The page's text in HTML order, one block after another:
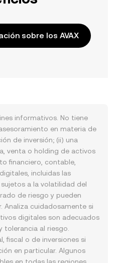
sobre los AVAX
informativos. No tiene
en materia de
de inversión; (ii) una
venta o holding de activos
financiero, contable,
incluidas las
a la volatilidad del
de riesgo y pueden
Analiza cuidadosamente si
digitales son adecuados
tolerancia al riesgo.
fiscal o de inversiones si
en particular. Algunos